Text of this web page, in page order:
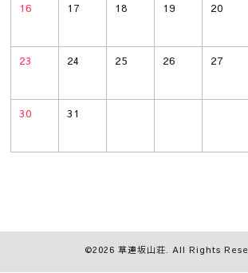
16 17 18 19 20
23 24 25 26 27
30 31
©2026 草連坂山荘. All Rights